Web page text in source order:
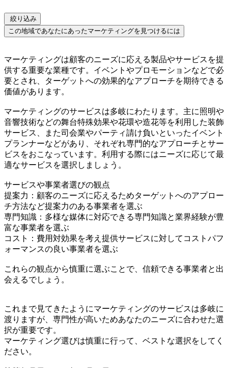
絞り込み
この地域であなたにあったマーケティングを見つけるには
マーケティングは顧客のニーズに応える製品やサービスを提
供する重要な業種です。イベントやプロモーションなどで必
要とされ、ターゲットへの効果的なアプローチを期待できる
価値があります。
マーケティングのサービスは多岐にわたります。主に照明や
音響技術などの舞台特殊効果や花環や造花等を利用した装飾
サービス、また司会業やパーティ請け負いといったイベント
プランナーなどがあり、それぞれ専門的なアプローチとサー
ビスをおこなっています。利用する際にはニーズに応じて最
適なサービスを選択しましょう。
サービスや事業者選びの観点
提案力：顧客のニーズに応えるためターゲットへのアプロー
チ方法など提案力のある事業者を選ぶ
専門知識：多様な媒体に対応できる専門知識と業界経験が豊
富な事業者を選ぶ
コスト：費用対効果を考え提供サービスに対してコストパフ
ォーマンスの良い事業者を選ぶ
これらの観点から慎重に選ぶことで、信頼できる事業者と出
会えるでしょう。
これまで見てきたようにマーケティングのサービスは多岐に
渡りますが、専門性が高いためあなたのニーズに合わせた選
択が重要です。
マーケティング選びは慎重に行って、ベストな選択をしてく
ださい。